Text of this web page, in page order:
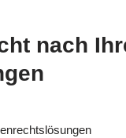
nach